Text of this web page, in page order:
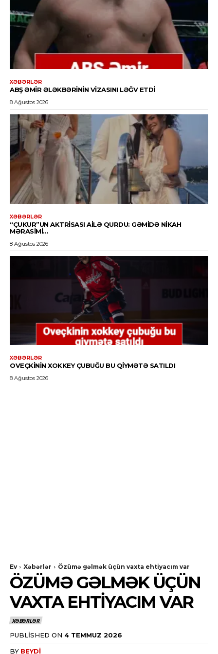
XƏBƏRLƏR
ABŞ ƏMIR ƏLƏKBƏRININ VIZASINI LƏĞV ETDI
8 Ağustos 2026
XƏBƏRLƏR
“ÇUKUR”UN AKTRISASI AILƏ QURDU: GƏMIDƏ NIKAH
MƏRASIMI…
8 Ağustos 2026
XƏBƏRLƏR
OVEÇKININ XOKKEY ÇUBUĞU BU QIYMƏTƏ SATILDI
8 Ağustos 2026